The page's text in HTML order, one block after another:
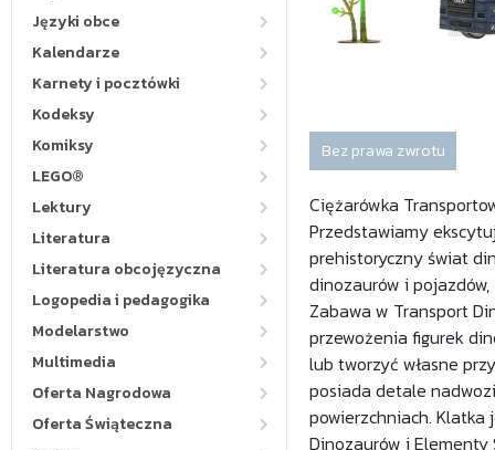
Języki obce
Kalendarze
Karnety i pocztówki
Kodeksy
Komiksy
LEGO®
Lektury
Literatura
Literatura obcojęzyczna
Logopedia i pedagogika
Modelarstwo
Multimedia
Oferta Nagrodowa
Oferta Świąteczna
Bez prawa zwrotu
Ciężarówka
Przedstawiamy
prehistoryczny świat
dinozaurów i
Zabawa w Transport
przewożenia figurek
lub tworzyć własne
posiada detale
powierzchniach. Klatka
Dinozaurów i Elementy